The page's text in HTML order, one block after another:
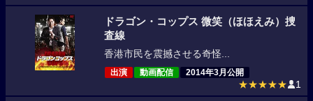
ドラゴン・コップス 微笑（ほほえみ）捜
査線
香港市民を震撼させる奇怪...
出演 動画配信 2014年3月公開
★★★★★ 1